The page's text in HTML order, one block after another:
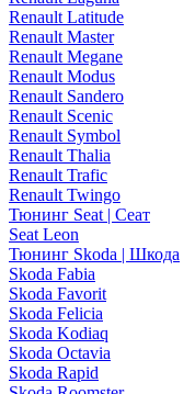
Renault Latitude
Renault Master
Renault Megane
Renault Modus
Renault Sandero
Renault Scenic
Renault Symbol
Renault Thalia
Renault Trafic
Renault Twingo
Тюнинг Seat | Сеат
Seat Leon
Тюнинг Skoda | Шкода
Skoda Fabia
Skoda Favorit
Skoda Felicia
Skoda Kodiaq
Skoda Octavia
Skoda Rapid